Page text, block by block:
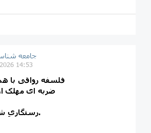
جامعه
14:53
فلسفه رواقی با
ضربه ای مهلک
رستگاریِ شخصی شده بود.